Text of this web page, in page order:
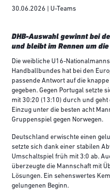
30.06.2026 | U-Teams
DHB-Auswahl gewinnt bei
und bleibt im Rennen um
Die weibliche U16-
Handballbundes hat bei den
passende Antwort auf die
gegeben. Gegen Portugal setzte
mit 30:20 (13:10) durch und
Einzug unter die besten acht
Gruppenspiel gegen Norwegen.
Deutschland erwischte einen
setzte sich dank einer stabilen
Umschaltspiel früh mit 3:0 ab.
überzeugte die Mannschaft mit
Lösungen. Ein sehenswertes
gelungenen Beginn.